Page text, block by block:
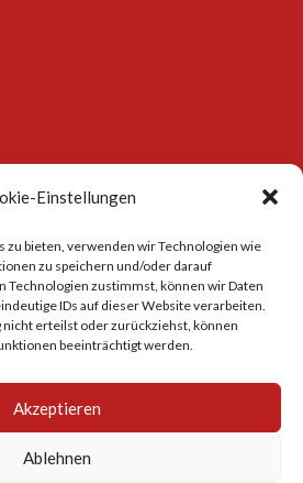
Einstellungen
zu bieten, verwenden wir Technologien wie
zu speichern und/oder darauf
Technologien zustimmst, können wir Daten
IDs auf dieser Website verarbeiten.
erteilst oder zurückziehst, können
beeinträchtigt werden.
Akzeptieren
Ablehnen